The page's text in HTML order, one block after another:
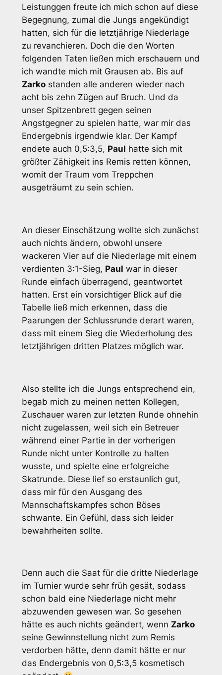
Leistunggen freute ich mich schon auf diese
Begegnung, zumal die Jungs angekündigt
hatten, sich für die letztjährige Niederlage
zu revanchieren. Doch die den Worten
folgenden Taten ließen mich erschauern und
ich wandte mich mit Grausen ab. Bis auf
Zarkostanden alle anderen wieder nach
acht bis zehn Zügen auf Bruch. Und da
unser Spitzenbrett gegen seinen
Angstgegner zu spielen hatte, war mir das
Endergebnis irgendwie klar. Der Kampf
endete auch 0,5:3,5, Paul hatte sich mit
größter Zähigkeit ins Remis retten können,
womit der Traum vom Treppchen
ausgeträumt zu sein schien.
An dieser Einschätzung wollte sich zunächst
auch nichts ändern, obwohl unsere
wackeren Vier auf die Niederlage mit einem
verdienten 3:1-Sieg, Paul war in dieser
Runde einfach überragend, geantwortet
hatten. Erst ein vorsichtiger Blick auf die
Tabelle ließ mich erkennen, dass die
Paarungen der Schlussrunde derart waren,
dass mit einem Sieg die Wiederholung des
letztjährigen dritten Platzes möglich war.
Also stellte ich die Jungs entsprechend ein,
begab mich zu meinen netten Kollegen,
Zuschauer waren zur letzten Runde ohnehin
nicht zugelassen, weil sich ein Betreuer
während einer Partie in der vorherigen
Runde nicht unter Kontrolle zu halten
wusste, und spielte eine erfolgreiche
Skatrunde. Diese lief so erstaunlich gut,
dass mir für den Ausgang des
Mannschaftskampfes schon Böses
schwante. Ein Gefühl, dass sich leider
bewahrheiten sollte.
Denn auch die Saat für die dritte Niederlage
im Turnier wurde sehr früh gesät, sodass
schon bald eine Niederlage nicht mehr
abzuwenden gewesen war. So gesehen
hätte es auch nichts geändert, wenn Zarko
seine Gewinnstellung nicht zum Remis
verdorben hätte, denn damit hätte er nur
das Endergebnis von 0,5:3,5 kosmetisch